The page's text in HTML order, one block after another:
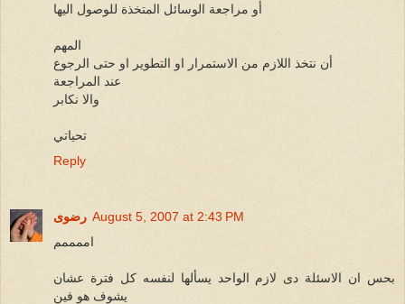
أو مراجعة الوسائل المتخذة للوصول اليها
المهم
أن نتخذ اللازم من الاستمرار او التطوير او حتى الرجوع
عند المراجعة
والا نكابر
تحياتي
Reply
رضوى August 5, 2007 at 2:43 PM
اممممم
بحس ان الاسئلة دى لازم الواحد يسألها لنفسه كل فترة عشان
يشوف هو فين